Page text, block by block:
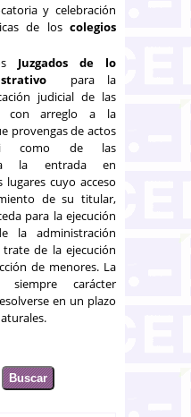
y celebración
de los colegios
Juzgados de lo
para la
judicial de las
con arreglo a la
provengas de actos
como de las
la entrada en
cuyo acceso
de su titular,
para la ejecución
la administración
de la ejecución
de menores. La
siempre carácter
en un plazo